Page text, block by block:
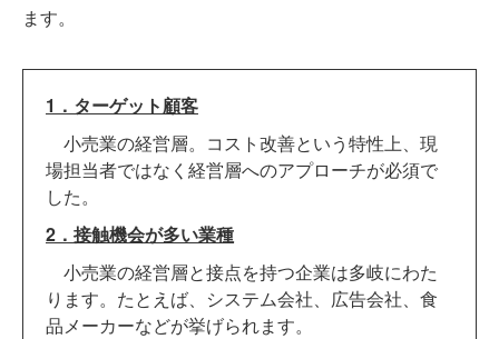
ます。
1．ターゲット顧客
小売業の経営層。コスト改善という特性上、現
場担当者ではなく経営層へのアプローチが必須で
した。
2．接触機会が多い業種
小売業の経営層と接点を持つ企業は多岐にわた
ります。たとえば、システム会社、広告会社、食
品メーカーなどが挙げられます。